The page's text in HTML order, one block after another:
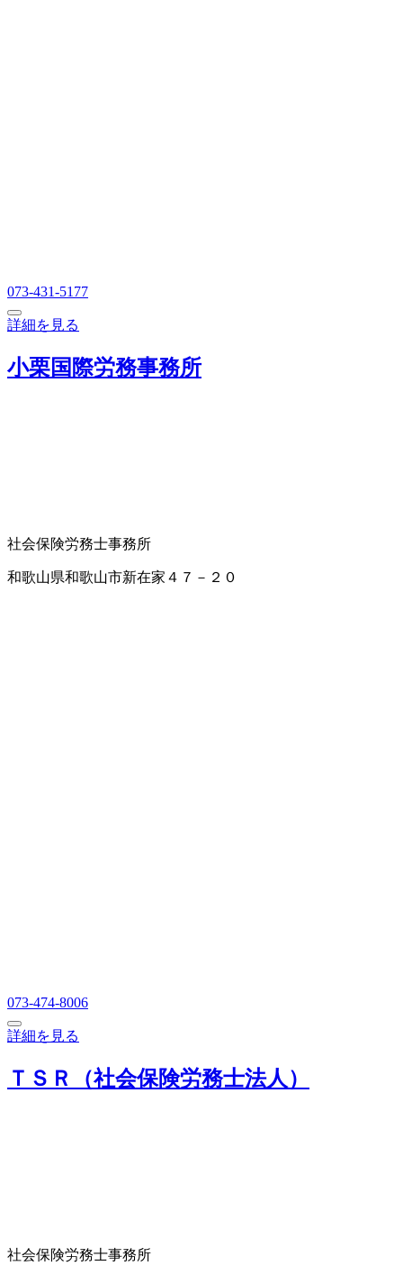
073-431-5177
詳細を見る
小栗国際労務事務所
社会保険労務士事務所
和歌山県和歌山市新在家４７－２０
073-474-8006
詳細を見る
ＴＳＲ（社会保険労務士法人）
社会保険労務士事務所